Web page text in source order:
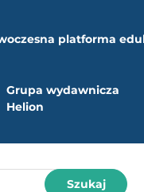
platforma
Grupa wydawnicza
Helion
Szukaj